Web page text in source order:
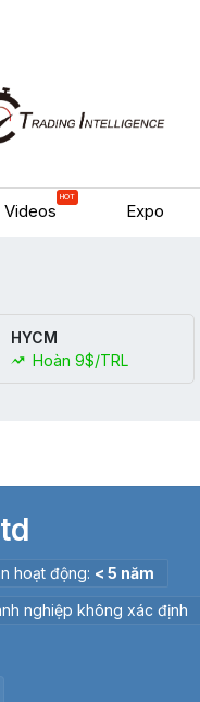
Videos
HOT
Expo
HYCM
Hoàn 9$/TRL
hoạt động: < 5 năm
nghiệp không xác định